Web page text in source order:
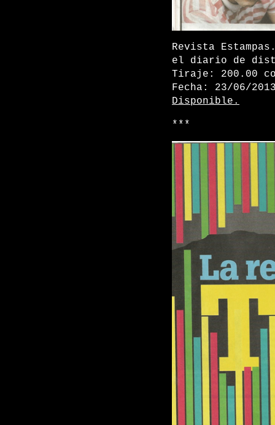
Revista
el diario de
Tiraje: 200.00
Fecha: 23/06/
Disponible.
***